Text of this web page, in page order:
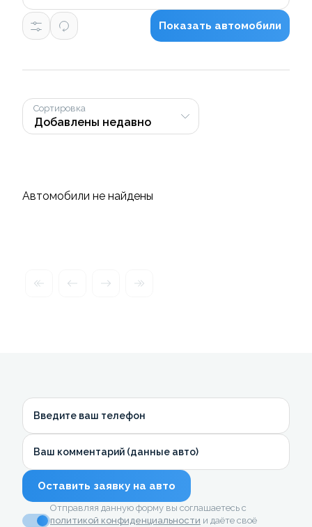
Показать автомобили
Сортировка
Автомобили не найдены
Введите ваш телефон
Ваш комментарий (данные авто)
Оставить заявку на авто
Отправляя данную форму вы соглашаетесь с
политикой конфиденциальности и даёте своё